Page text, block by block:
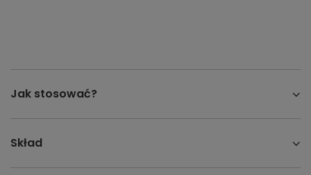
Jak stosować?
Skład